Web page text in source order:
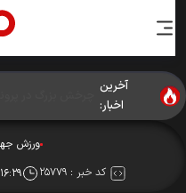
آخرین
اخبار:
ورزش جهان
کد خبر : ۲۵۷۷۹ ۱۶:۲۹